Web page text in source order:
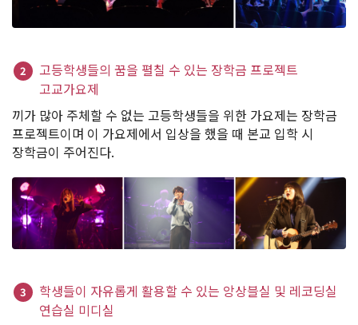
2
고등학생들의 꿈을 펼칠 수 있는 장학금 프로젝트
고교가요제
끼가 많아 주체할 수 없는 고등학생들을 위한 가요제는 장학금
프로젝트이며 이 가요제에서 입상을 했을 때 본교 입학 시
장학금이 주어진다.
3
학생들이 자유롭게 활용할 수 있는 앙상블실 및 레코딩실
연습실 미디실